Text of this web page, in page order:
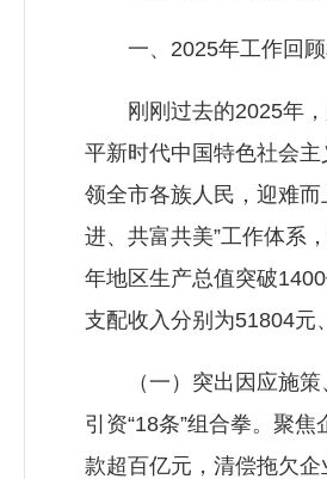
一、2025年工作回顾
刚刚过去的2025年，
平新时代中国特色社会
领全市各族人民，迎难
进、共富共美”工作体系
年地区生产总值突破
支配收入分别为51804元
（一）突出因应施策、
引资“18条”组合拳。聚
款超百亿元，清偿拖欠企